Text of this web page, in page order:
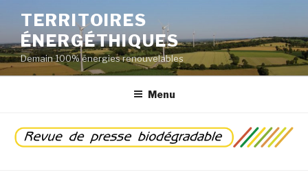
contenu
principal
TERRITOIRES
ÉNERGÉTHIQUES
Demain 100% énergies renouvelables
Menu